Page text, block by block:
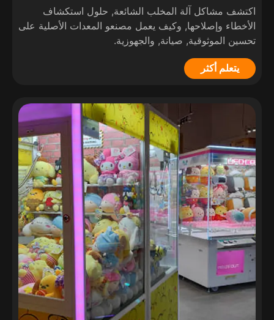
اكتشف مشاكل آلة المخلب الشائعة, حلول استكشاف
الأخطاء وإصلاحها, وكيف يعمل مصنعو المعدات الأصلية على
تحسين الموثوقية, صيانة, والجهوزية.
يتعلم أكثر